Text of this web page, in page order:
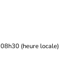
08h30 (heure locale)